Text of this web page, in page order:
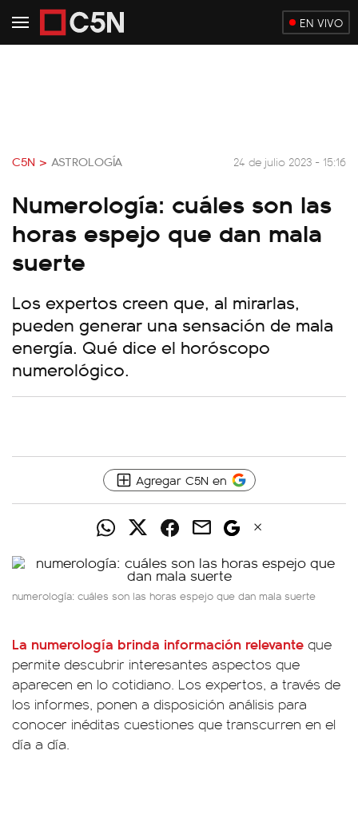
EN VIVO
C5N > ASTROLOGÍA 24 de julio 2023 - 15:16
Numerología: cuáles son las
horas espejo que dan mala
suerte
Los expertos creen que, al mirarlas,
pueden generar una sensación de mala
energía. Qué dice el horóscopo
numerológico.
Agregar C5N en
numerología: cuáles son las horas espejo que dan mala suerte
La numerología brinda información relevante que
permite descubrir interesantes aspectos que
aparecen en lo cotidiano. Los expertos, a través de
los informes, ponen a disposición análisis para
conocer inéditas cuestiones que transcurren en el
día a día.